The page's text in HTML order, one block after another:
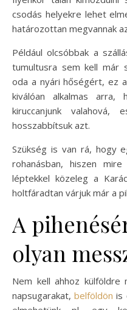
csodás helyekre lehet
határozottan megvannak
Például olcsóbbak a
tumultusra sem kell már
oda a nyári hőségért, ez
kiválóan alkalmas arra,
kiruccanjunk
hosszabbítsuk azt.
Szükség is van rá, hogy
rohanásban, hiszen
léptekkel közeleg a
holtfáradtan várjuk már a
A
olyan
Nem kell ahhoz külföldre
napsugarakat,belföldön is